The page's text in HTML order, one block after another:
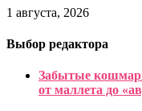
1 августа, 2026
Выбор редактора
Забытые
от маллета до